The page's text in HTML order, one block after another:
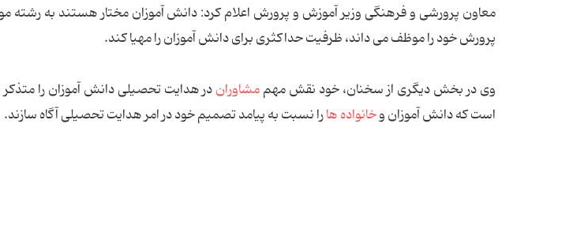
معاون پرورشی و فرهنگی وزیر آموزش و پرورش اعلام كرد:‌ دانش‌ آموزان مختار هستند به رشته
پرورش خود را موظف می ‌داند، ظرفیت حداكثری برای دانش ‌آموزان را مهیا كند.
وی در بخش دیگری از سخنان، خود نقش مهممشاوراندر هدایت تحصیلی دانش ‌آموزان را
است كه دانش ‌آموزان وخانواده ‌هارا نسبت به پیامد تصمیم خود در امر هدایت تحصیلی آگاه سازند.